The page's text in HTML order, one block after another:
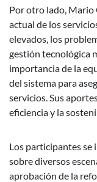
Por otro lado, Mario
actual de los
elevados, los
gestión tecnológica
importancia de la
del sistema para
servicios. Sus
eficiencia y la
Los participantes se
sobre diversos
aprobación de la